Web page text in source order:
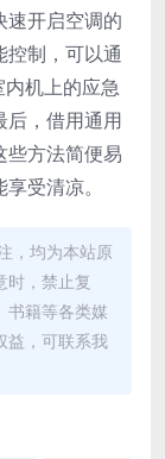
速开启空调的
制，可以通
机上的应急
后，借用通用
些方法简便易
受清凉。
，均为本站原
时，禁止复
书籍等各类媒
益，可联系我